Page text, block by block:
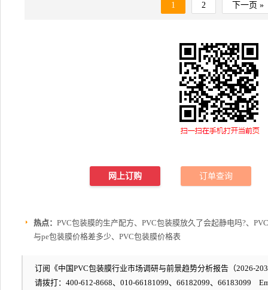
1 2 下一页 »
网上订购 订单查询
热点： PVC包装膜的生产配方、PVC包装膜放久了会起静电吗?、
与pe包装膜价格差多少、PVC包装膜价格表
订阅《中国PVC包装膜行业市场调研与前景趋势分析报告（2026-
请拨打：400-612-8668、010-66181099、66182099、66183099